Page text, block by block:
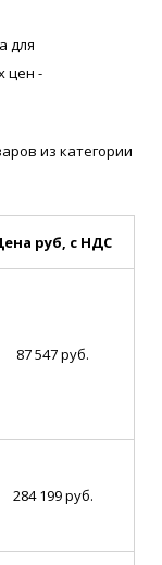
для
цен -
из категории
руб, с НДС
87 547 руб.
284 199 руб.